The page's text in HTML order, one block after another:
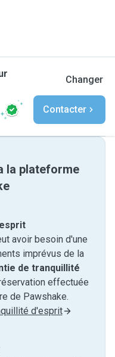
Changer
Contacter
la plateforme
avoir besoin d'une
imprévus de la
de tranquillité
effectuée
de Pawshake.
d'esprit